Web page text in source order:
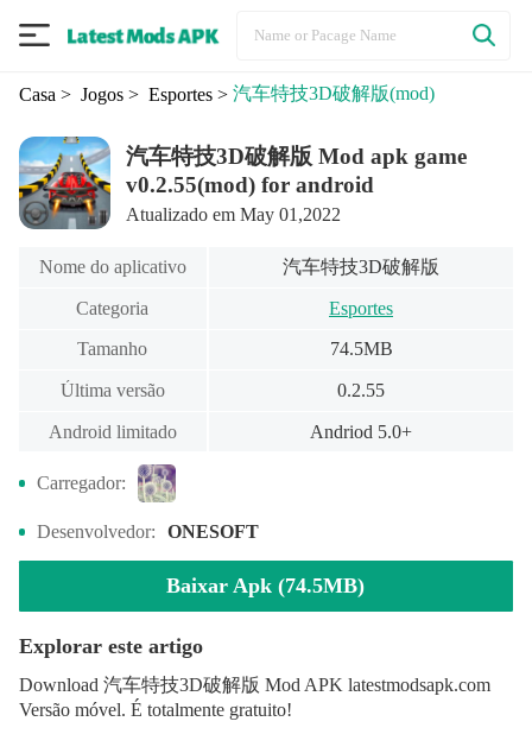
Casa > Jogos> Esportes> 汽车特技3D破解版(mod)
汽车特技3D破解版 Mod apk game
v0.2.55(mod) for android
Atualizado em May 01,2022
Nome do aplicativo 汽车特技3D破解版
Categoria Esportes
Tamanho 74.5MB
Última versão 0.2.55
Android limitado Andriod 5.0+
Carregador:
Desenvolvedor: ONESOFT
Baixar Apk (74.5MB)
Explorar este artigo
Download 汽车特技3D破解版 Mod APK latestmodsapk.com
Versão móvel. É totalmente gratuito!